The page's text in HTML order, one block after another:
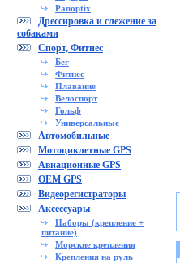
Panoptix
Дрессировка и слежение за
собаками
Спорт, Фитнес
Бег
Фитнес
Плавание
Велоспорт
Гольф
Универсальные
Автомобильные
Мотоциклетные GPS
Авиационные GPS
OEM GPS
Видеорегистраторы
Аксессуары
Наборы (крепление +
питание)
Морские крепления
Крепления на руль